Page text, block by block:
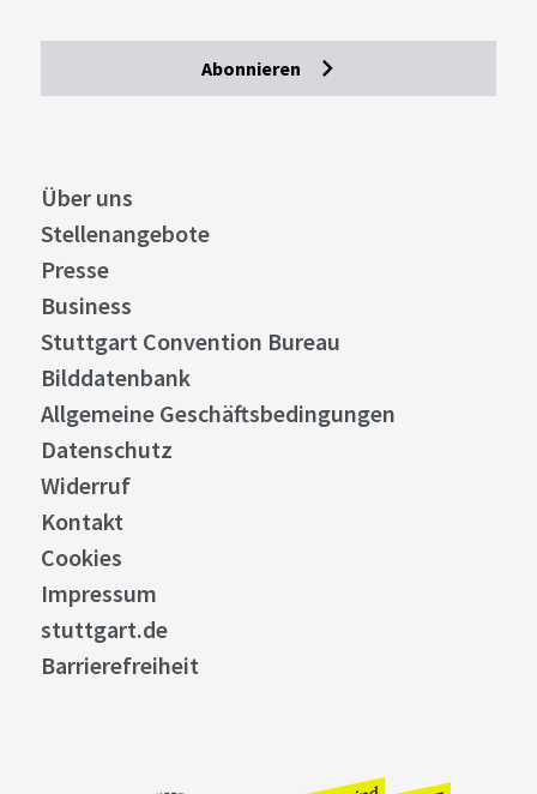
Abonnieren
Über uns
Stellenangebote
Presse
Business
Stuttgart Convention Bureau
Bilddatenbank
Allgemeine Geschäftsbedingungen
Datenschutz
Widerruf
Kontakt
Cookies
Impressum
stuttgart.de
Barrierefreiheit